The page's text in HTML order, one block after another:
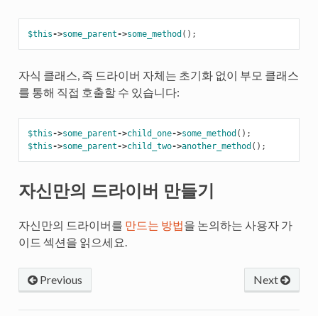
$this->some_parent->some_method ();
자식 클래스, 즉 드라이버 자체는 초기화 없이 부모 클래스
를 통해 직접 호출할 수 있습니다:
$this->some_parent->child_one->some_method ();
$this->some_parent->child_two->another_method ();
자신만의 드라이버 만들기
자신만의 드라이버를 만드는 방법을 논의하는 사용자 가
이드 섹션을 읽으세요.
Next
Previous